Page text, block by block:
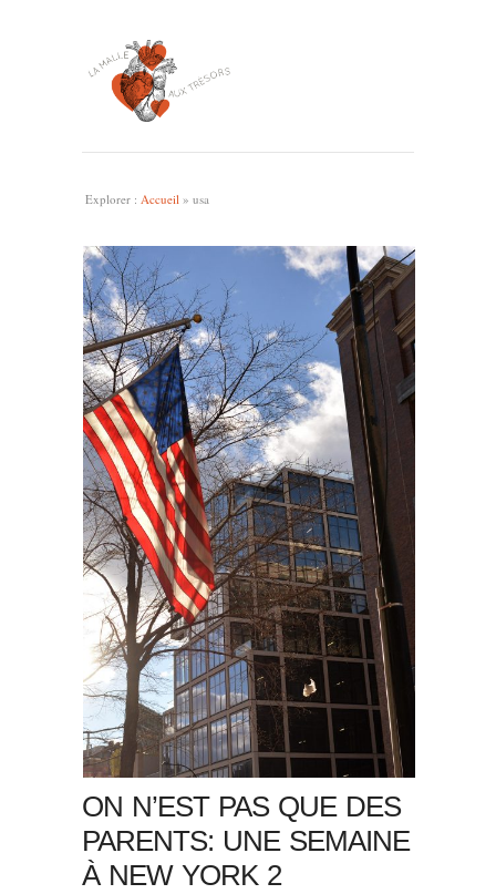
Explorer : Accueil » usa
ON N’EST PAS QUE DES
PARENTS: UNE SEMAINE
À NEW YORK 2